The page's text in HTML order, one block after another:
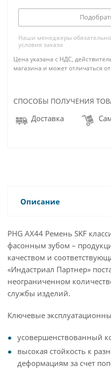
Наши менеджеры обязательно
условия заказа
Цена указана с НДС,
магазина и может отличаться
СПОСОБЫ ПОЛУЧЕНИЯ
Доставка
Описание
PHG AX44 Ремень SKF
фасонным зубом –
качеством и
«Индастриал Партнер»
неограниченном
службы изделий.
Ключевые
усовершенствованный
высокая стойкость к
деформациям за счет